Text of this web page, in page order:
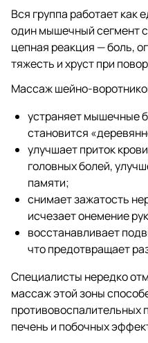
Вся группа работает как
один мышечный сегмент
цепная реакция — боль,
тяжесть и хруст при
Массаж шейно-
устраняет мышечные
становится
улучшает приток
головных болей,
памяти;
снимает зажатость
исчезает онемение
восстанавливает
что предотвращает
Специалисты нередко
массаж этой зоны
противовоспалительных
печень и побочных